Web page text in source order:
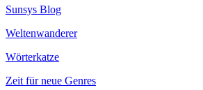
Sunsys Blog
Weltenwanderer
Wörterkatze
Zeit für neue Genres